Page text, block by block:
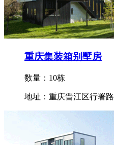
重庆集装箱别墅房
数量：10栋
地址：重庆晋江区行署路